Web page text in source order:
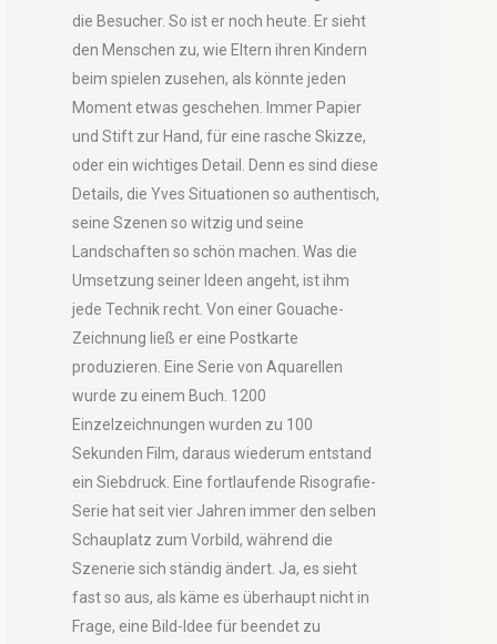
die Besucher. So ist er noch heute. Er sieht
den Menschen zu, wie Eltern ihren Kindern
beim spielen zusehen, als könnte jeden
Moment etwas geschehen. Immer Papier
und Stift zur Hand, für eine rasche Skizze,
oder ein wichtiges Detail. Denn es sind diese
Details, die Yves Situationen so authentisch,
seine Szenen so witzig und seine
Landschaften so schön machen. Was die
Umsetzung seiner Ideen angeht, ist ihm
jede Technik recht. Von einer Gouache-
Zeichnung ließ er eine Postkarte
produzieren. Eine Serie von Aquarellen
wurde zu einem Buch. 1200
Einzelzeichnungen wurden zu 100
Sekunden Film, daraus wiederum entstand
ein Siebdruck. Eine fortlaufende Risografie-
Serie hat seit vier Jahren immer den selben
Schauplatz zum Vorbild, während die
Szenerie sich ständig ändert. Ja, es sieht
fast so aus, als käme es überhaupt nicht in
Frage, eine Bild-Idee für beendet zu